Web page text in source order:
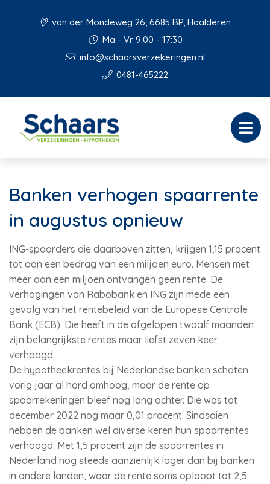
van der Mondeweg 26, 6685 BP, Haalderen
Ma - Vr 9:00 - 17:30
info@schaarsverzekeringen.nl
0481-465222
Banken verhogen spaarrente
in augustus opnieuw
ING-spaarders die daarboven zitten, krijgen 1,15 procent
tot aan een bedrag van een miljoen euro. Mensen met
meer dan een miljoen ontvangen geen rente. De
verhogingen van Rabobank en ING zijn mede een
gevolg van het rentebeleid van de Europese Centrale
Bank (ECB). Die heeft in de afgelopen twaalf maanden
zijn belangrijkste rentes maar liefst zeven keer
verhoogd.
De hypotheekrentes bij Nederlandse banken schoten
vorig jaar al hard omhoog, maar de rente op
spaarrekeningen bleef nog lang achter. Die was tot
december 2022 nog maar 0,01 procent. Sindsdien
hebben de banken wel diverse keren hun spaarrentes
verhoogd. Met 1,5 procent zijn de spaarrentes in
Nederland nog steeds aanzienlijk lager dan bij banken
in andere landen, waar de rente soms oploopt tot 2,5